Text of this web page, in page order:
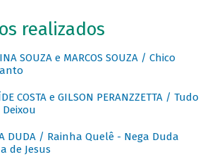
realizados
SOUZA e MARCOS SOUZA / Chico
COSTA e GILSON PERANZZETTA / Tudo
Deixou
DUDA / Rainha Quelê - Nega Duda
de Jesus